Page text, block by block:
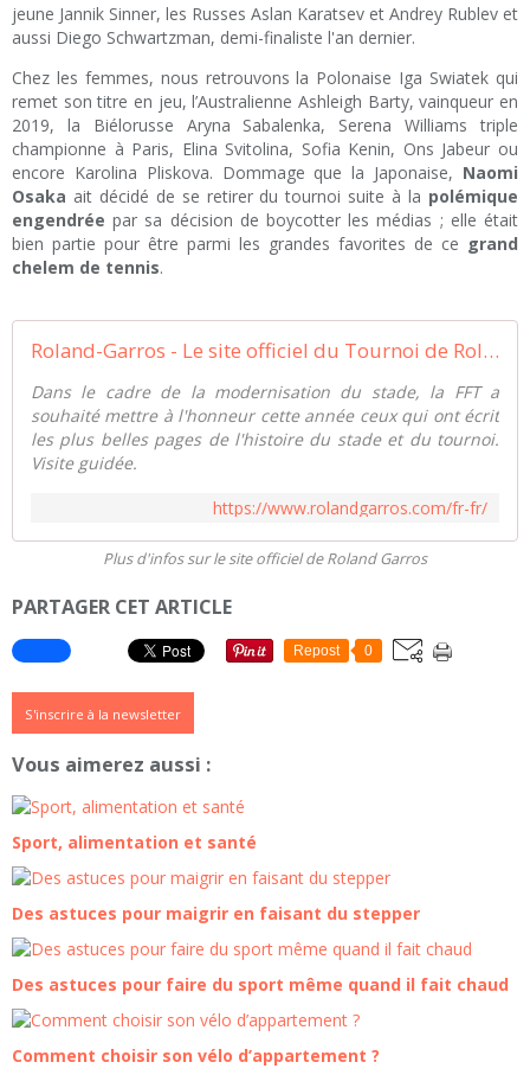
jeune Jannik Sinner, les Russes Aslan Karatsev et Andrey Rublev et
aussi Diego Schwartzman, demi-finaliste l'an dernier.
Chez les femmes, nous retrouvons la Polonaise Iga Swiatek qui
remet son titre en jeu, l’Australienne Ashleigh Barty, vainqueur en
2019, la Biélorusse Aryna Sabalenka, Serena Williams triple
championne à Paris, Elina Svitolina, Sofia Kenin, Ons Jabeur ou
encore Karolina Pliskova. Dommage que la Japonaise, Naomi
Osaka ait décidé de se retirer du tournoi suite à la polémique
engendrée par sa décision de boycotter les médias ; elle était
bien partie pour être parmi les grandes favorites de ce grand
chelem de tennis.
Roland-Garros - Le site officiel du Tournoi de Roland-Garros 2021
Dans le cadre de la modernisation du stade, la FFT a
souhaité mettre à l'honneur cette année ceux qui ont écrit
les plus belles pages de l'histoire du stade et du tournoi.
Visite guidée.
https://www.rolandgarros.com/fr-fr/
Plus d'infos sur le site officiel de Roland Garros
PARTAGER CET ARTICLE
Repost 0
S'inscrire à la newsletter
Vous aimerez aussi :
Sport, alimentation et santé
Des astuces pour maigrir en faisant du stepper
Des astuces pour faire du sport même quand il fait chaud
Comment choisir son vélo d’appartement ?